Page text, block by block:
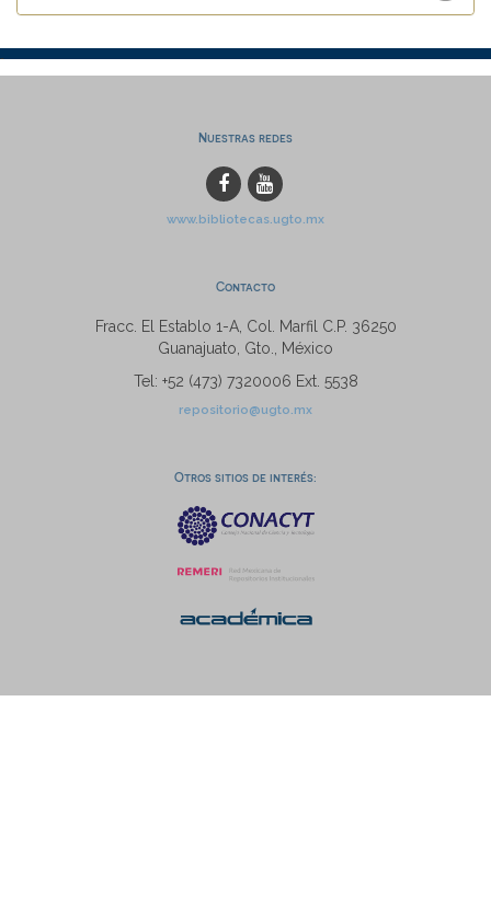
Nuestras redes
www.bibliotecas.ugto.mx
Contacto
Fracc. El Establo 1-A, Col. Marfil C.P. 36250
Guanajuato, Gto., México
Tel: +52 (473) 7320006 Ext. 5538
repositorio@ugto.mx
Otros sitios de interés: